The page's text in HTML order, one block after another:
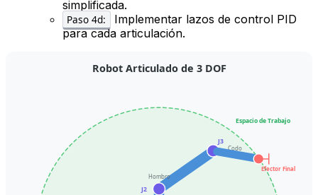
simplificada.
Paso 4d:
Implementar lazos de control PID
para cada articulación.
Robot Articulado de 3 DOF
Espacio de Trabajo
J2
Hombro
J3
Codo
Efector Final